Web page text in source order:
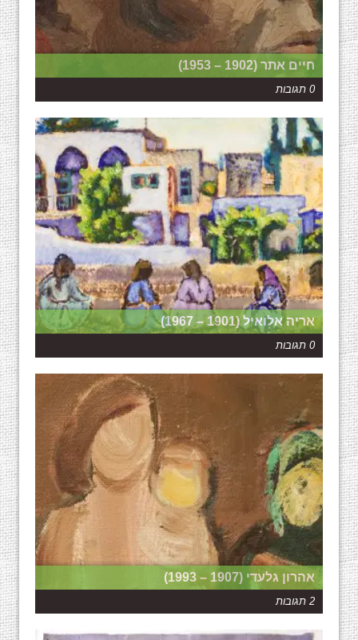
חיים אתר (1902 – 1953)
0 תגובות
אריה אלואיל (1901 – 1967)
0 תגובות
אהרון גלעדי (1907 – 1993)
2 תגובות